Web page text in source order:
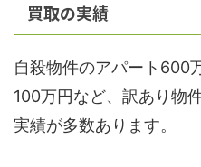
買取の実績
自殺物件のアパート600
100万円など、訳あり物
実績が多数あります。